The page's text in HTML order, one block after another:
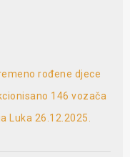
rođene djece
146 vozača
Luka 26.12.2025.